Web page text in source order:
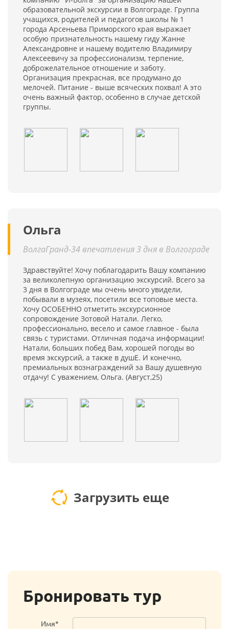
образовательной экскурсии в Волгограде. Группа
учащихся, родителей и педагогов школы № 1
города Арсеньева Приморского края выражает
особую признательность нашему гиду Жанне
Александровне и нашему водителю Владимиру
Алексеевичу за профессионализм, терпение,
доброжелательное отношение и заботу.
Организация прекрасная, все продумано до
мелочей. Питание - выше всяческих похвал! А это
очень важный фактор, особенно в случае детской
группы.
Ольга
ВолгаГранд-34 впечатления 3 дня в Волгограде
Здравствуйте! Хочу поблагодарить Вашу компанию
за великолепную организацию экскурсий. Всего за
3 дня в Волгограде мы очень много увидели,
побывали в музеях, посетили все топовые места.
Хочу ОСОБЕННО отметить экскурсионное
сопровождение Зотовой Натали. Легко,
профессионально, весело и самое главное - была
связь с туристами. Отличная подача информации!
Натали, больших побед Вам, хорошей погоды во
время экскурсий, а также в душЕ. И конечно,
премиальных вознаграждений за Вашу душевную
отдачу! С уважением, Ольга. (Август,25)
Загрузить еще
Бронировать тур
Имя*